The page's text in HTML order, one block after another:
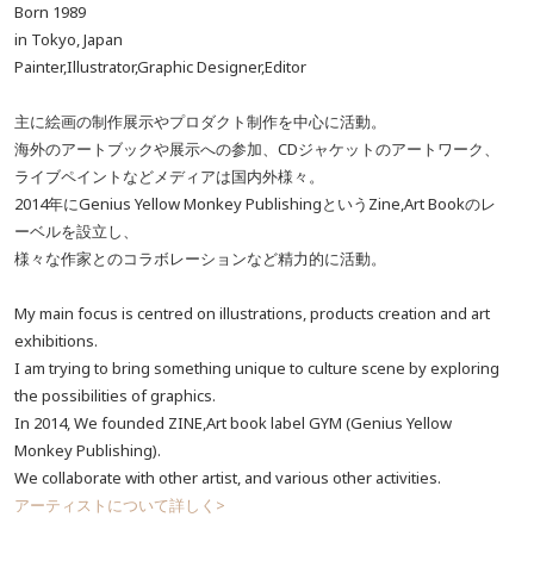
Born 1989
in Tokyo, Japan
Painter,Illustrator,Graphic Designer,Editor
主に絵画の制作展示やプロダクト制作を中心に活動。
海外のアートブックや展示への参加、CDジャケットのアートワーク、
ライブペイントなどメディアは国内外様々。
2014年にGenius Yellow Monkey PublishingというZine,Art Bookのレ
ーベルを設立し、
様々な作家とのコラボレーションなど精力的に活動。
My main focus is centred on illustrations, products creation and art
exhibitions.
I am trying to bring something unique to culture scene by exploring
the possibilities of graphics.
In 2014, We founded ZINE,Art book label GYM (Genius Yellow
Monkey Publishing).
We collaborate with other artist, and various other activities.
アーティストについて詳しく>